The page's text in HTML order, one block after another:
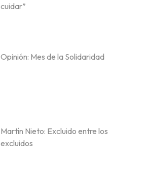
cuidar”
Opinión: Mes de la Solidaridad
Martín Nieto: Excluido entre los
excluidos